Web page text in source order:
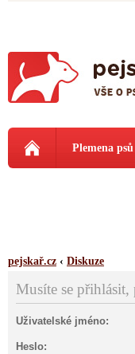
Plemena psů
pejskař.cz ‹ Diskuze
Musíte se přihlásit,
Uživatelské jméno:
Heslo: